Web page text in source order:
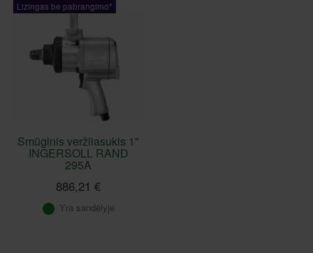
Lizingas be pabrangimo*
Smūginis veržliasukis 1"
INGERSOLL RAND
295A
886,21 €
Yra sandėlyje